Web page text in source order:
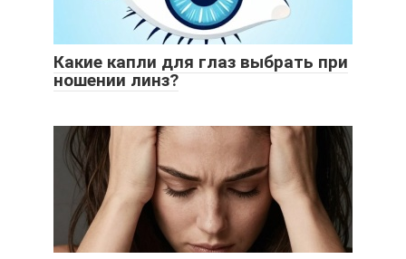
Какие капли для глаз выбрать при
ношении линз?